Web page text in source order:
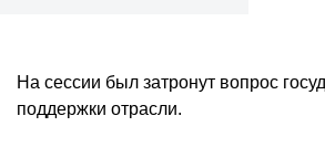
На сессии был затронут вопрос
поддержки отрасли.